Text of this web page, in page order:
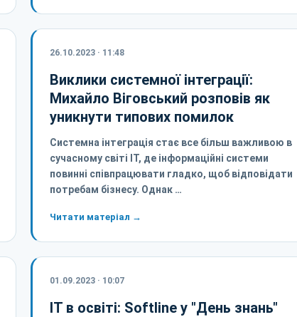
26.10.2023 · 11:48
Виклики системної інтеграції:
Михайло Віговський розповів як
уникнути типових помилок
Системна інтеграція стає все більш важливою в
сучасному світі ІТ, де інформаційні системи
повинні співпрацювати гладко, щоб відповідати
потребам бізнесу. Однак …
Читати матеріал →
01.09.2023 · 10:07
ІТ в освіті: Softline у "День знань"